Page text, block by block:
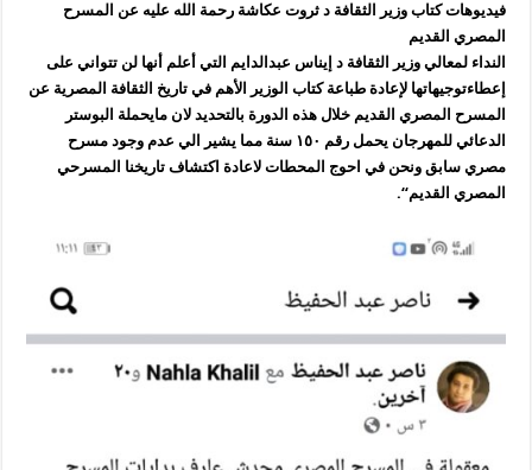
فيديوهات كتاب وزير الثقافة د ثروت عكاشة رحمة الله عليه عن المسرح
المصري القديم
النداء لمعالي وزير الثقافة د إيناس عبدالدايم التي أعلم أنها لن تتواني على
إعطاءتوجيهاتها لإعادة طباعة كتاب الوزير الأهم في تاريخ الثقافة المصرية عن
المسرح المصري القديم خلال هذه الدورة بالتحديد لان مايحملة البوستر
الدعائي للمهرجان يحمل رقم ١٥٠ سنة مما يشير الي عدم وجود مسرح
مصري سابق ونحن في احوج المحطات لاعادة اكتشاف تاريخنا المسرحي
المصري القديم“.